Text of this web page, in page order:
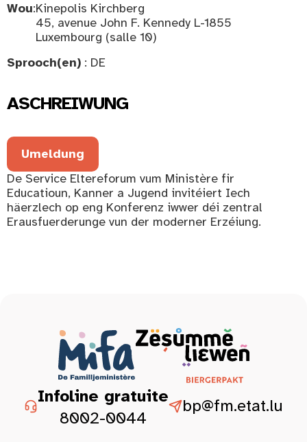
Wou:Kinepolis Kirchberg
45, avenue John F. Kennedy L-1855
Luxembourg (salle 10)
Sprooch(en) : DE
ASCHREIWUNG
Umeldung
De Service Eltereforum vum Ministère fir
Educatioun, Kanner a Jugend invitéiert Iech
häerzlech op eng Konferenz iwwer déi zentral
Erausfuerderunge vun der moderner Erzéiung.
Infoline gratuite
8002-0044
bp@fm.etat.lu